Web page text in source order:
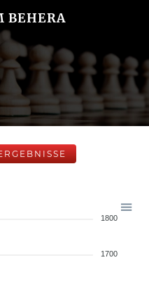
BEHERA
1800
1700